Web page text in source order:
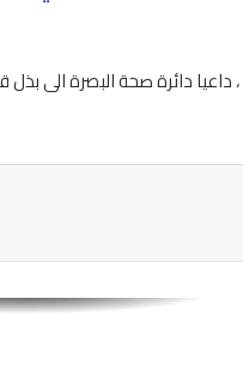
دائرة صحة البصرة الى
للانباء سانا
اهتمام الأوضاع
الاتحاد العام
مع نقابة الصحفيين
ضد الإجراءات